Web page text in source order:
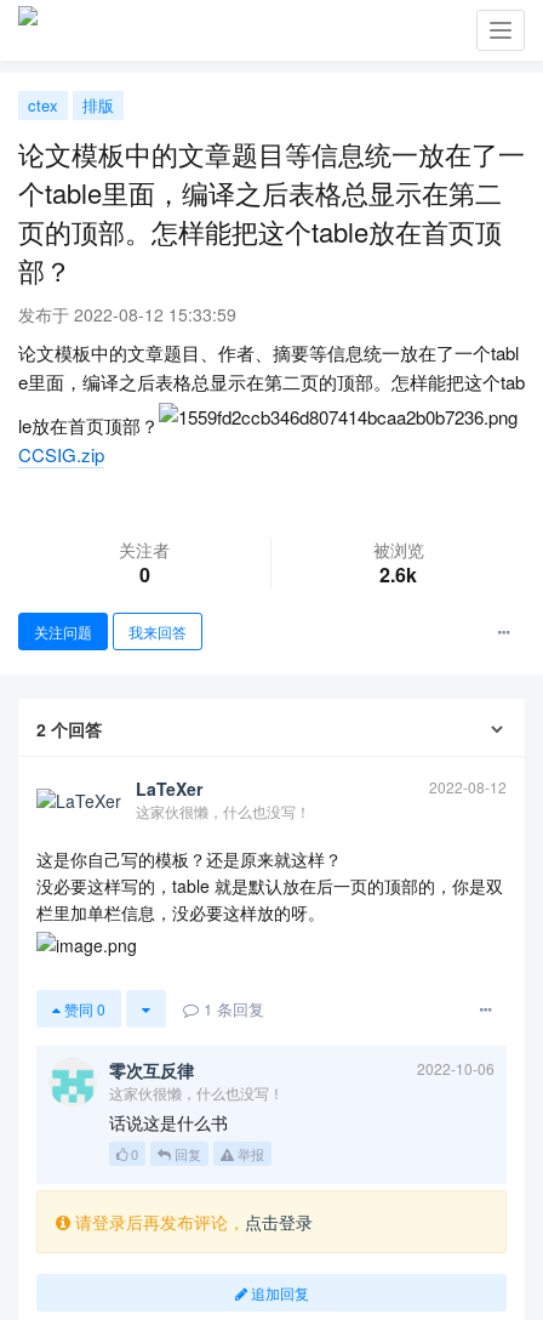
ctex 排版
论文模板中的文章题目等信息统一放在了一
个table里面，编译之后表格总显示在第二
页的顶部。怎样能把这个table放在首页顶
部？
发布于 2022-08-12 15:33:59
论文模板中的文章题目、作者、摘要等信息统一放在了一个tabl
e里面，编译之后表格总显示在第二页的顶部。怎样能把这个tab
le放在首页顶部？
CCSIG.zip
查看更多
关注者
0
被浏览
2.6k
关注问题 我来回答
2 个回答
LaTeXer
2022-08-12
这家伙很懒，什么也没写！
这是你自己写的模板？还是原来就这样？
没必要这样写的，table 就是默认放在后一页的顶部的，你是双
栏里加单栏信息，没必要这样放的呀。
赞同 0 1 条回复
零次互反律
2022-10-06
这家伙很懒，什么也没写！
话说这是什么书
0 回复 举报
请登录后再发布评论， 点击登录
追加回复